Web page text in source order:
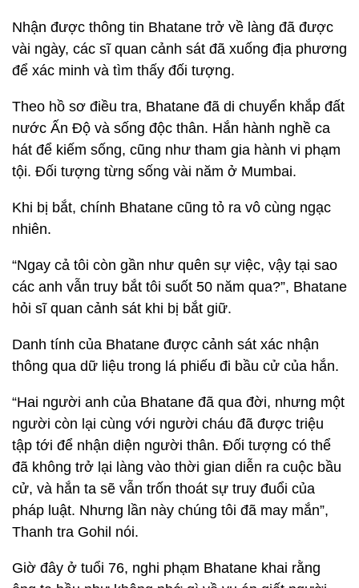
Nhận được thông tin Bhatane trở về làng đã được
vài ngày, các sĩ quan cảnh sát đã xuống địa phương
để xác minh và tìm thấy đối tượng.
Theo hồ sơ điều tra, Bhatane đã di chuyển khắp đất
nước Ấn Độ và sống độc thân. Hắn hành nghề ca
hát để kiếm sống, cũng như tham gia hành vi phạm
tội. Đối tượng từng sống vài năm ở Mumbai.
Khi bị bắt, chính Bhatane cũng tỏ ra vô cùng ngạc
nhiên.
“Ngay cả tôi còn gần như quên sự việc, vậy tại sao
các anh vẫn truy bắt tôi suốt 50 năm qua?”, Bhatane
hỏi sĩ quan cảnh sát khi bị bắt giữ.
Danh tính của Bhatane được cảnh sát xác nhận
thông qua dữ liệu trong lá phiếu đi bầu cử của hắn.
“Hai người anh của Bhatane đã qua đời, nhưng một
người còn lại cùng với người cháu đã được triệu
tập tới để nhận diện người thân. Đối tượng có thể
đã không trở lại làng vào thời gian diễn ra cuộc bầu
cử, và hắn ta sẽ vẫn trốn thoát sự truy đuổi của
pháp luật. Nhưng lần này chúng tôi đã may mắn”,
Thanh tra Gohil nói.
Giờ đây ở tuổi 76, nghi phạm Bhatane khai rằng